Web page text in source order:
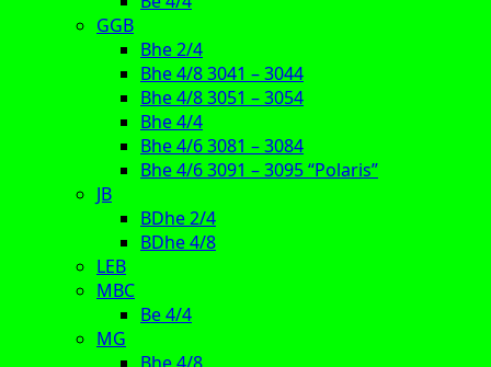
GGB
Bhe 2/4
Bhe 4/8 3041 – 3044
Bhe 4/8 3051 – 3054
Bhe 4/4
Bhe 4/6 3081 – 3084
Bhe 4/6 3091 – 3095 “Polaris”
JB
BDhe 2/4
BDhe 4/8
LEB
MBC
Be 4/4
MG